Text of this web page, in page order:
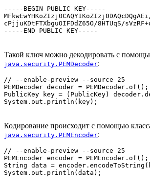
-----BEGIN PUBLIC KEY-----
cPjjuKDtFTXbguOIFDdZ65O/8HTUqS/
Такой ключ можно декодировать с
java.security.PEMDecoder:
// --enable-preview --source 25
PEMDecoder decoder = PEMDecoder.of();
PublicKey key = (PublicKey)
Кодирование происходит с помощью
java.security.PEMEncoder:
// --enable-preview --source 25
PEMEncoder encoder = PEMEncoder.of();
String data =